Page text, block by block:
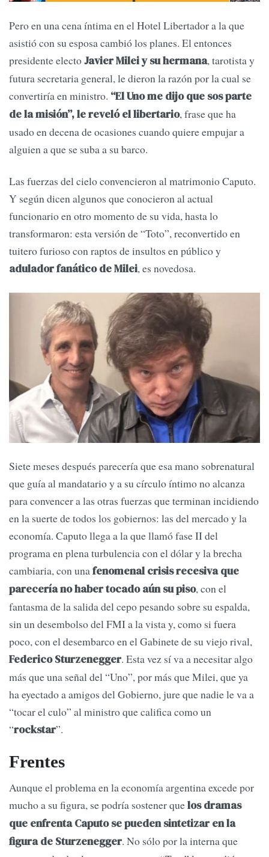
Pero en una cena íntima en el Hotel Libertador a la que
asistió con su esposa cambió los planes. El entonces
presidente electoJavier Milei y su hermana, tarotista y
futura secretaria general, le dieron la razón por la cual se
convertiría en ministro. “El Uno me dijo que sos parte
de la misión”, le reveló el libertario, frase que ha
usado en decena de ocasiones cuando quiere empujar a
alguien a que se suba a su barco.
Las fuerzas del cielo convencieron al matrimonio Caputo.
Y según dicen algunos que conocieron al actual
funcionario en otro momento de su vida, hasta lo
transformaron: esta versión de “Toto”, reconvertido en
tuitero furioso con raptos de insultos en público y
adulador fanático de Milei, es novedosa.
Siete meses después parecería que esa mano sobrenatural
que guía al mandatario y a su círculo íntimo no alcanza
para convencer a las otras fuerzas que terminan incidiendo
en la suerte de todos los gobiernos: las del mercado y la
economía. Caputo llega a la que llamó fase II del
programa en plena turbulencia con el dólar y la brecha
cambiaria, con unafenomenal crisis recesiva que
parecería no haber tocado aún su piso, con el
fantasma de la salida del cepo pesando sobre su espalda,
sin un desembolso del FMI a la vista y, como si fuera
poco, con el desembarco en el Gabinete de su viejo rival,
Federico Sturzenegger. Esta vez sí va a necesitar algo
más que una señal del “Uno”, por más que Milei, que ya
ha eyectado a amigos del Gobierno, jure que nadie le va a
“tocar el culo” al ministro que califica como un
“rockstar”.
Frentes
Aunque el problema en la economía argentina excede por
mucho a su figura, se podría sostener quelos dramas
que enfrenta Caputo se pueden sintetizar en la
figura de Sturzenegger. No sólo por la interna que